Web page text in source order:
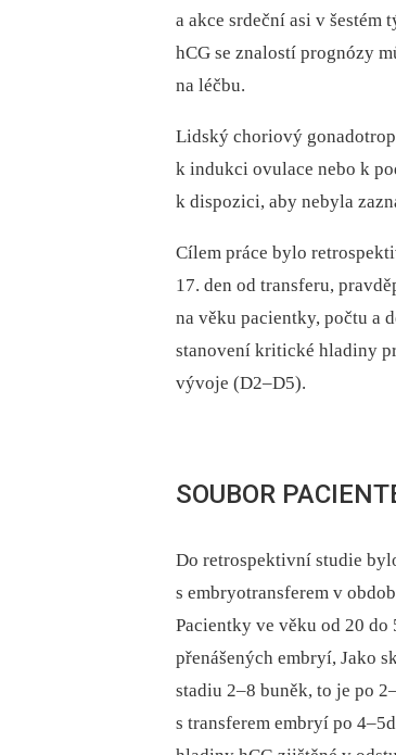
a akce srdeční asi v
hCG se znalostí prognózy
na léčbu.
Lidský choriový
k indukci ovulace nebo k
k dispozici, aby nebyla
Cílem práce bylo
17. den od transferu,
na věku pacientky, počtu a
stanovení kritické hladiny
vývoje (D2–D5).
SOUBOR
Do retrospektivní studie
s embryotransferem v
Pacientky ve věku od 20
přenášených embryí, Jako
stadiu 2–8 buněk, to je po
s transferem embryí po